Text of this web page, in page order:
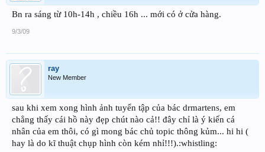
Bn ra sáng từ 10h-14h , chiều 16h ... mới có ở cửa hàng.
9/3/09
ray
New Member
sau khi xem xong hình ảnh tuyển tập của bác drmartens, em
chẳng thấy cái hồ này đẹp chút nào cả!! đây chỉ là ý kiến cá
nhân của em thôi, có gì mong bác chủ topic thông kủm... hi hi (
hay là do kĩ thuật chụp hình còn kém nhỉ!!!).:whistling: